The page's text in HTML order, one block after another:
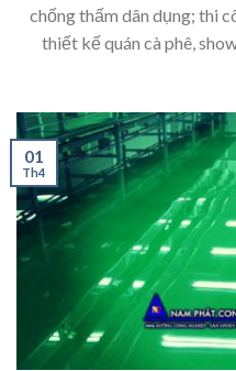
chống thấm dân dụng; thi
thiết kế quán cà phê,
01
Th4